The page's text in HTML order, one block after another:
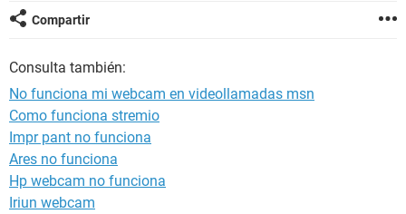
Compartir
Consulta también:
No funciona mi webcam en videollamadas msn
Como funciona stremio
Impr pant no funciona
Ares no funciona
Hp webcam no funciona
Iriun webcam